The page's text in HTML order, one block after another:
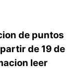
de puntos
de 19 de
leer